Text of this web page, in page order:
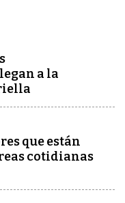
a la
que están
cotidianas